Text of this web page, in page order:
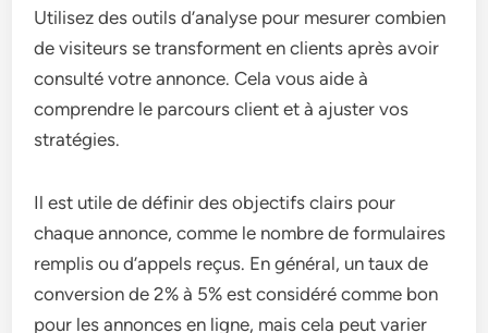
Utilisez des outils d’analyse pour mesurer combien
de visiteurs se transforment en clients après avoir
consulté votre annonce. Cela vous aide à
comprendre le parcours client et à ajuster vos
stratégies.
Il est utile de définir des objectifs clairs pour
chaque annonce, comme le nombre de formulaires
remplis ou d’appels reçus. En général, un taux de
conversion de 2% à 5% est considéré comme bon
pour les annonces en ligne, mais cela peut varier